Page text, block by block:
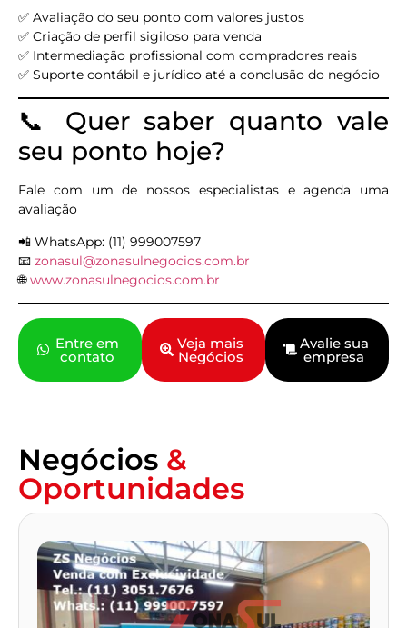
✅ Avaliação do seu ponto com valores justos
✅ Criação de perfil sigiloso para venda
✅ Intermediação profissional com compradores reais
✅ Suporte contábil e jurídico até a conclusão do negócio
📞 Quer saber quanto vale
seu ponto hoje?
Fale com um de nossos especialistas e agenda uma
avaliação
📲 WhatsApp: (11) 999007597
📧 zonasul@zonasulnegocios.com.br
🌐www.zonasulnegocios.com.br
Entre em
contato
Veja mais
Negócios
Avalie sua
empresa
Negócios &
Oportunidades